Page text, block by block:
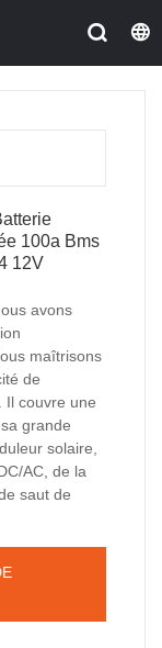
100a Bms
12V
avons
maîtrisons
de
Il couvre une
grande
solaire,
AC, de la
saut de